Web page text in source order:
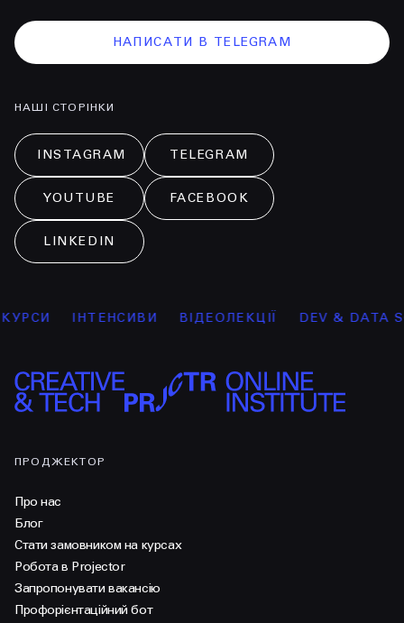
НАПИСАТИ В TELEGRAM
НАШІ СТОРІНКИ
INSTAGRAM TELEGRAM
YOUTUBE FACEBOOK
LINKEDIN
ІНТЕНСИВИ ВІДЕОЛЕКЦІЇ DEV & DATA
ПРОДЖЕКТОР
Про нас
Блог
Стати замовником на курсах
Робота в Projector
Запропонувати вакансію
Профорієнтаційний бот